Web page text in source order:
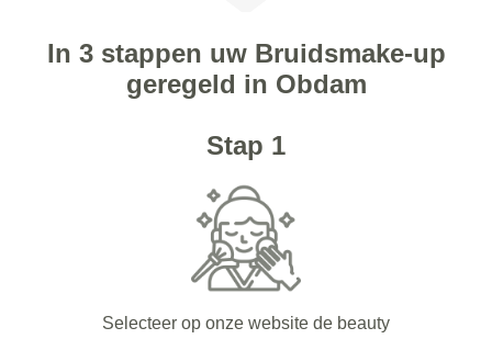
In 3 stappen uw Bruidsmake-up
geregeld in Obdam
Stap 1
Selecteer op onze website de beauty